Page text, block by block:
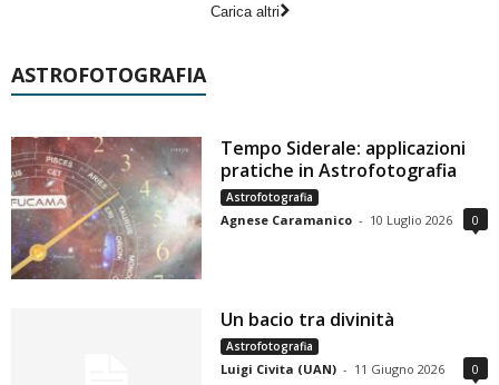
Carica altri
ASTROFOTOGRAFIA
Tempo Siderale: applicazioni
pratiche in Astrofotografia
Astrofotografia
Agnese Caramanico - 10 Luglio 2026 0
Un bacio tra divinità
Astrofotografia
Luigi Civita (UAN) - 11 Giugno 2026 0